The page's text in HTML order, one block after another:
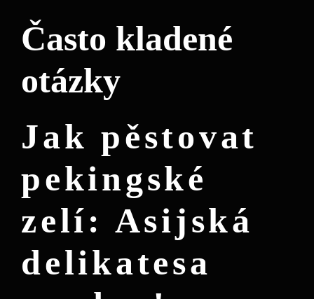
Často kladené
otázky
Jak pěstovat
pekingské
zelí: Asijská
delikatesa